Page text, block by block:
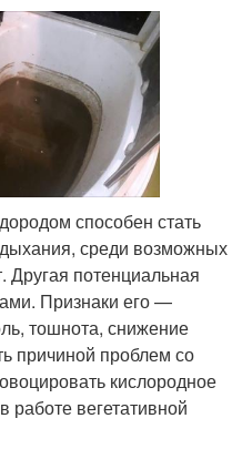
способен стать
среди возможных
Другая потенциальная
Признаки его —
тошнота, снижение
причиной проблем со
кислородное
работе вегетативной